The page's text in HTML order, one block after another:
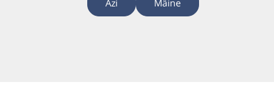
Azi Mâine